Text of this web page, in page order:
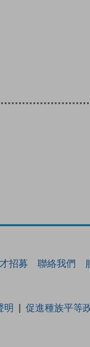
招募 聯絡我們
明 促進種族平等